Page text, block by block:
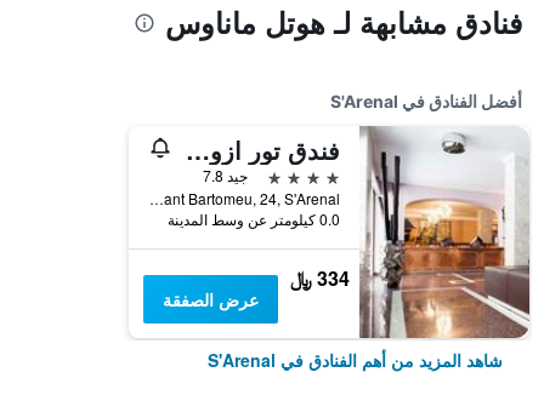
فنادق مشابهة لـ هوتل ماناوس
أفضل الفنادق في S'Arenal
فندق تور ازول آند سبا - للأشخاص البالغين فقط
4 نجوم
جيد 7.8
Carrer Sant Bartomeu, 24, S'Arenal, مالوركا, أسبانيا
0.0 كيلومتر عن وسط المدينة
334 ﷼
عرض الصفقة
شاهد المزيد من أهم الفنادق في S'Arenal